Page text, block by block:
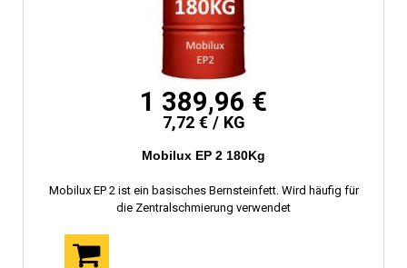
1 389,96 €
7,72 € / KG
Mobilux EP 2 180Kg
Mobilux EP 2 ist ein basisches Bernsteinfett. Wird häufig für
die Zentralschmierung verwendet